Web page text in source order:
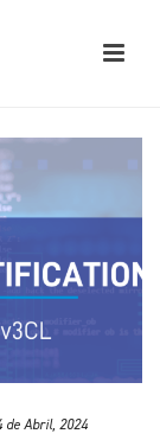
de Abril, 2024